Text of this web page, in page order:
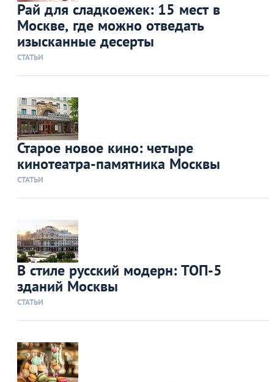
Рай для сладкоежек: 15 мест в
Москве, где можно отведать
изысканные десерты
СТАТЬИ
Старое новое кино: четыре
кинотеатра-памятника Москвы
СТАТЬИ
В стиле русский модерн: ТОП-5
зданий Москвы
СТАТЬИ